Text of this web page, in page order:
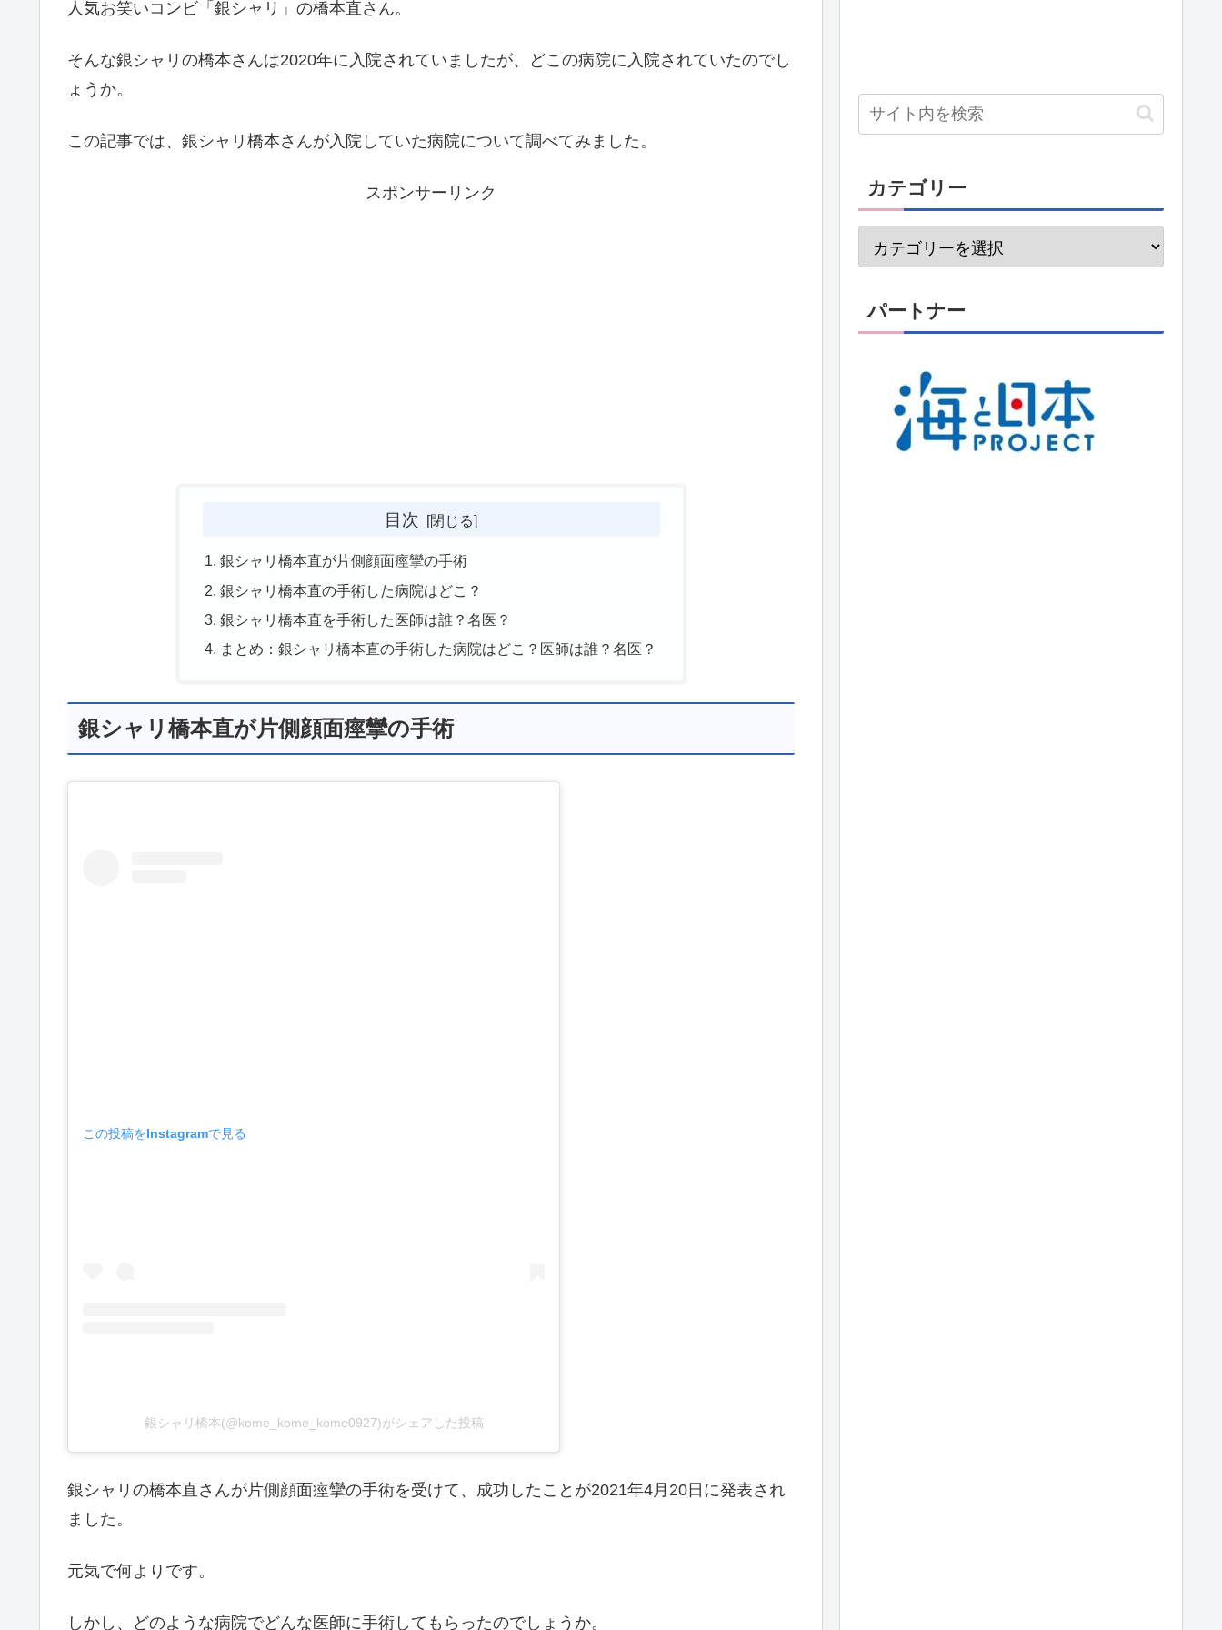
人気お笑いコンビ「銀シャリ」の橋本直さん。
そんな銀シャリの橋本さんは2020年に入院されていましたが、どこの病院に入院されていたのでし
ょうか。
この記事では、銀シャリ橋本さんが入院していた病院について調べてみました。
スポンサーリンク
目次
銀シャリ橋本直が片側顔面痙攣の手術
銀シャリ橋本直の手術した病院はどこ？
銀シャリ橋本直を手術した医師は誰？名医？
まとめ：銀シャリ橋本直の手術した病院はどこ？医師は誰？名医？
銀シャリ橋本直が片側顔面痙攣の手術
この投稿をInstagramで見る
銀シャリ橋本(@kome_kome_kome0927)がシェアした投稿
銀シャリの橋本直さんが片側顔面痙攣の手術を受けて、成功したことが2021年4月20日に発表され
ました。
元気で何よりです。
しかし、どのような病院でどんな医師に手術してもらったのでしょうか。
カテゴリー
パートナー